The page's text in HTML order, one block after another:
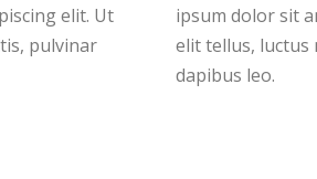
elit. Ut
pulvinar
ipsum dolor sit
elit tellus, luctus
dapibus leo.